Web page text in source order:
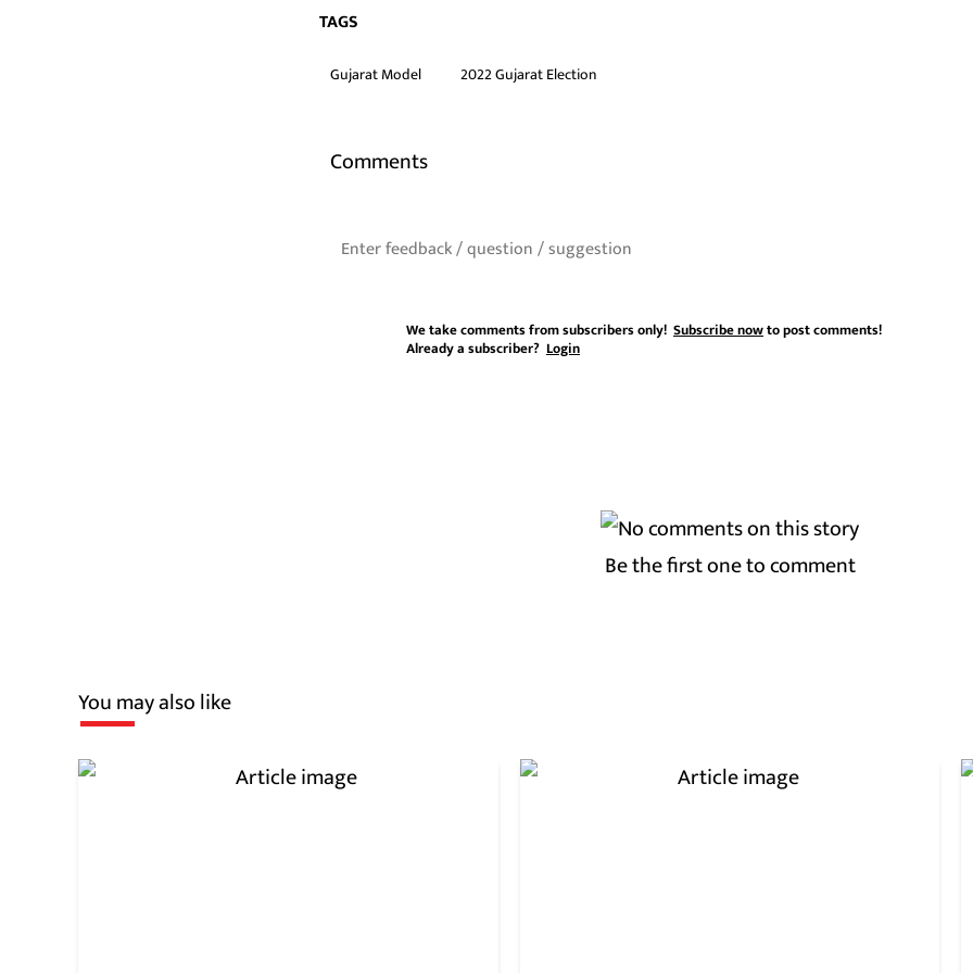
TAGS
Gujarat Model 2022 Gujarat Election
Comments
We take comments from subscribers only! Subscribe nowto post comments!
Already a subscriber? Login
Be the first one to comment
You may also like